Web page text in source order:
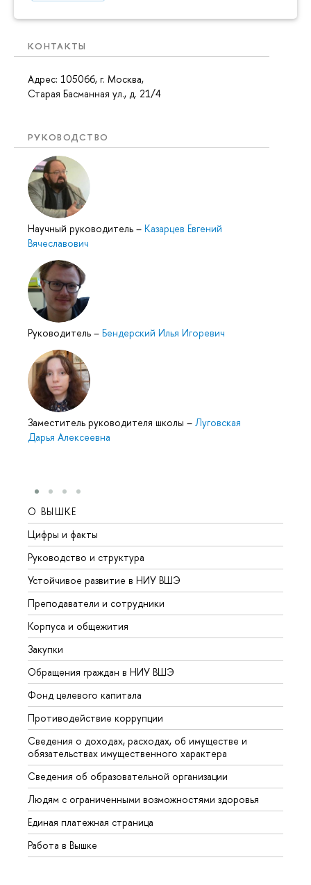
КОНТАКТЫ
Адрес: 105066, г. Москва,
Старая Басманная ул., д. 21/4
РУКОВОДСТВО
Научный руководитель – Казарцев Евгений
Вячеславович
Руководитель – Бендерский Илья Игоревич
Заместитель руководителя школы – Луговская
Дарья Алексеевна
О ВЫШКЕ
Цифры и факты
Руководство и структура
Устойчивое развитие в НИУ ВШЭ
Преподаватели и сотрудники
Корпуса и общежития
Закупки
Обращения граждан в НИУ ВШЭ
Фонд целевого капитала
Противодействие коррупции
Сведения о доходах, расходах, об имуществе и
обязательствах имущественного характера
Сведения об образовательной организации
Людям с ограниченными возможностями здоровья
Единая платежная страница
Работа в Вышке